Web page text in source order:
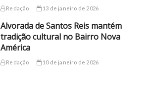
Redação 13 de janeiro de 2026
Alvorada de Santos Reis mantém
tradição cultural no Bairro Nova
América
Redação 10 de janeiro de 2026